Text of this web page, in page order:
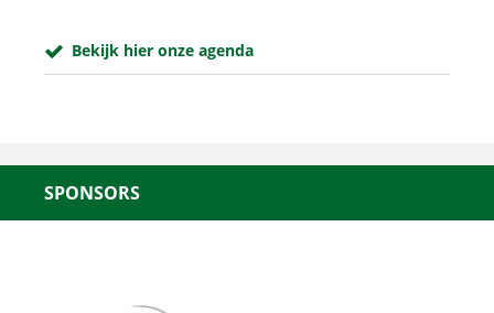
Bekijk hier onze agenda
SPONSORS